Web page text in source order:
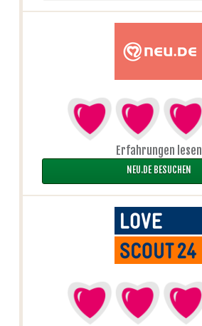
Erfahrungen lesen
NEU.DE BESUCHEN